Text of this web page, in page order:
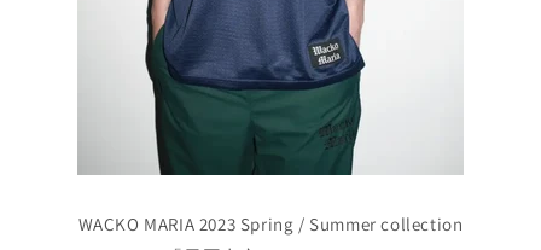
WACKO MARIA 2023 Spring / Summer collection